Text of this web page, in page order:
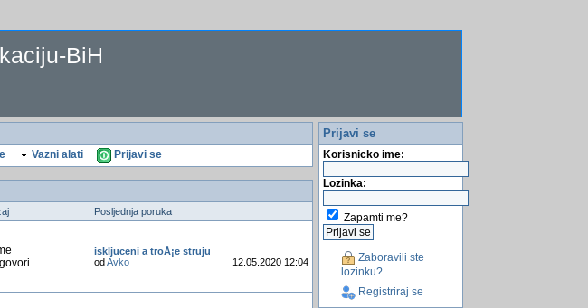
BiH
Vazni alati Prijavi se
Posljednja poruka
iskljuceni a troÅ¡e struju
odAvko 12.05.2020 12:04
Prijavi se
Korisnicko ime:
Lozinka:
Zapamti me?
Zaboravili ste
lozinku?
Registriraj se